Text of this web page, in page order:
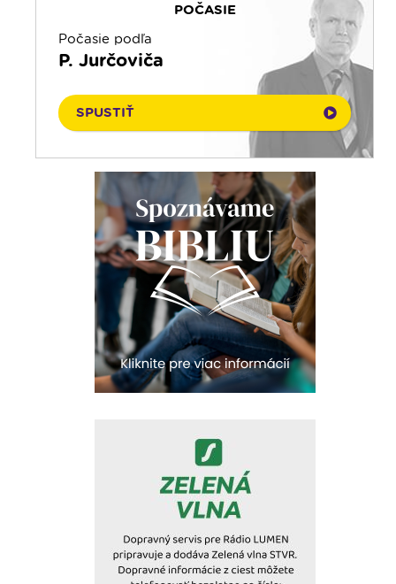
06. 08. 2026
Rádio Vatikán - SK
História a my
06. 08. 2026
POČASIE
Počasie podľa
P. Jurčoviča
SPUSTIŤ